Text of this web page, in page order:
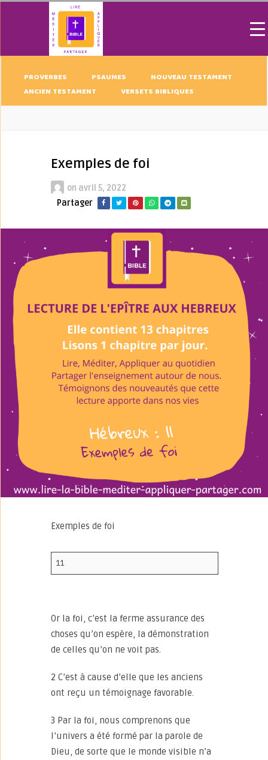
PROVERBES PSAUMES
NOUVEAU TESTAMENT
ANCIEN TESTAMENT
VERSETS BIBLIQUES
Exemples de foi
on avril 5, 2022
Partager
Exemples de foi
11
Or la foi, c’est la ferme assurance des
choses qu’on espère, la démonstration
de celles qu’on ne voit pas.
2 C’est à cause d’elle que les anciens
ont reçu un témoignage favorable.
3 Par la foi, nous comprenons que
l’univers a été formé par la parole de
Dieu, de sorte que le monde visible n’a